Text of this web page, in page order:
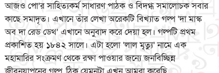
আজও পো’র সাহিত্যকর্ম সাধারণ পাঠক ও বিদগ্ধ সমালোচক সবার
কাছে সমাদৃত। এখানে তাঁর লেখা অরেকটি বিখ্যাত গল্প ‘দা মাস্ক
অব দা রেড ডেথ’ এখানে অনুবাদ করে দেয়া হল। গল্পটি প্রথম
প্রকাশিত হয় ১৮৪২ সালে। এটা হলো ‘লাল মৃত্যু’ নামে এক
মহামারির সংক্রমণ থেকে রক্ষা পাওয়ার জন্যে জনবিচ্ছিন্ন